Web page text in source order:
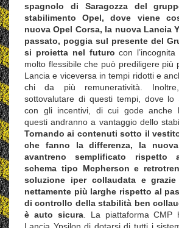
spagnolo di Saragozza del
stabilimento Opel, dove viene
nuova Opel Corsa, la nuova Lancia
passato, poggia sul presente del
si proietta nel futuro con
molto flessibile che può prediligere più
Lancia e viceversa in tempi ridotti e
chi da più remuneratività.
sottovalutare di questi tempi, dove lo
con gli incentivi, di cui gode anche
questi andranno a vantaggio dello
Tornando ai contenuti sotto il
che fanno la differenza, la
avantreno semplificato rispetto
schema tipo Mcpherson e
soluzione iper collaudata e grazie
nettamente più larghe rispetto al
di controllo della stabilità ben
è auto sicura. La piattaforma CMP